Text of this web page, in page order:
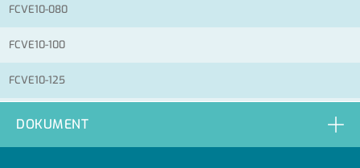
FCVE10-080
FCVE10-100
FCVE10-125
FCVE10-200
DOKUMENT